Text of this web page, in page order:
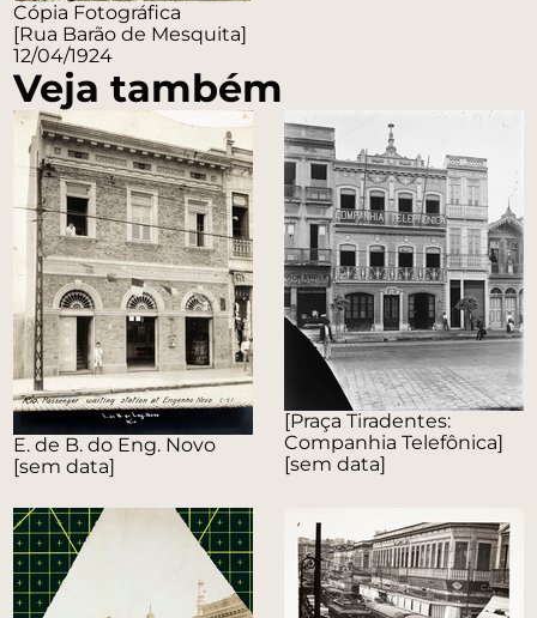
Cópia Fotográfica
[Rua Barão de Mesquita]
12/04/1924
Veja também
E. de B. do Eng. Novo
[sem data]
[Praça Tiradentes:
Companhia Telefônica]
[sem data]